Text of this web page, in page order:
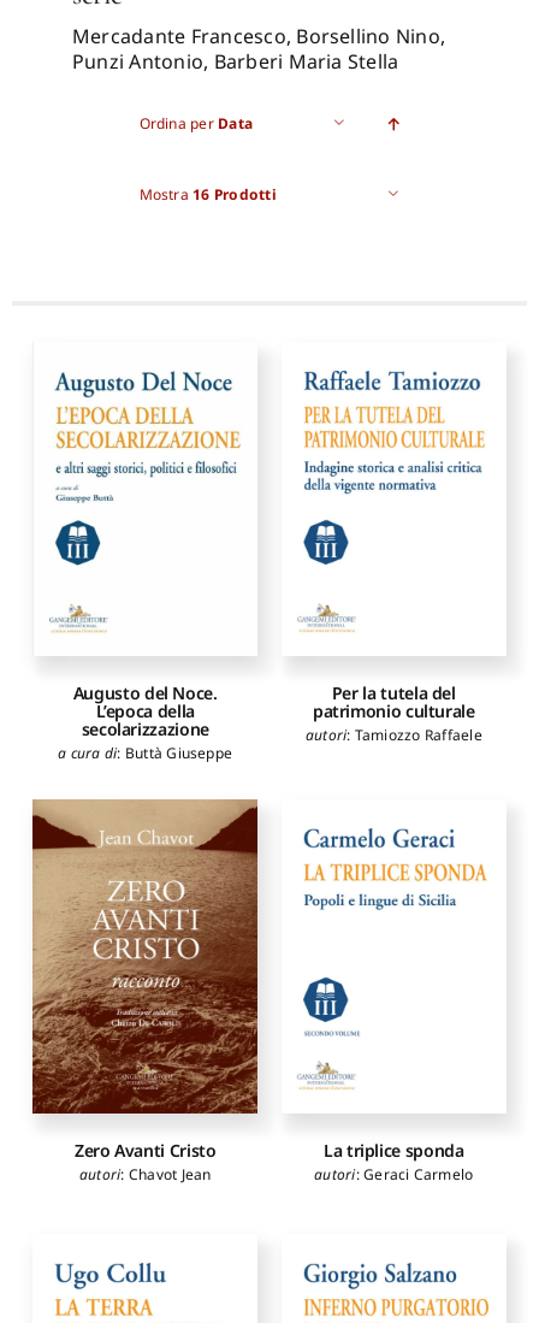
Mercadante Francesco, Borsellino Nino,
Punzi Antonio, Barberi Maria Stella
Ordina per Data
Mostra 16 Prodotti
Augusto del Noce.
L’epoca della
secolarizzazione
a cura di: Buttà Giuseppe
Per la tutela del
patrimonio culturale
autori: Tamiozzo Raffaele
Zero Avanti Cristo
autori: Chavot Jean
La triplice sponda
autori:Geraci Carmelo